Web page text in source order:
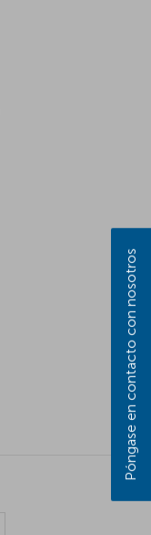
Póngase en contacto con nosotros